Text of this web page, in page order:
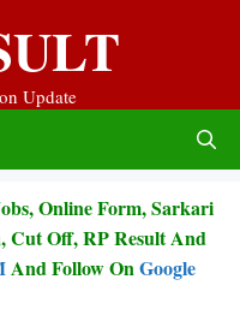
Update
Online Form, Sarkari
Cut Off, RP Result And
And Follow OnGoogle